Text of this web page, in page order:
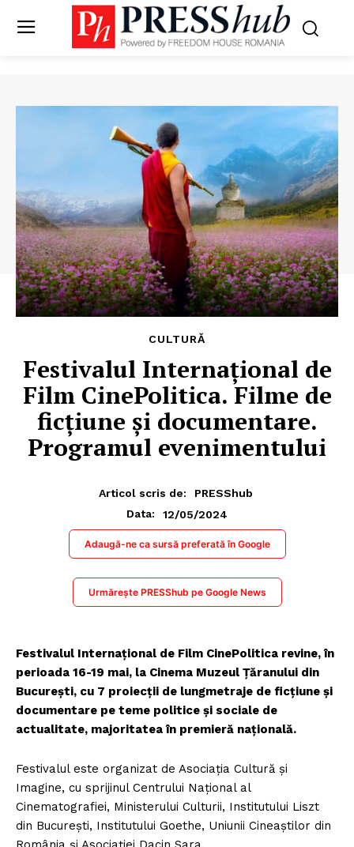
CULTURĂ
Festivalul Internațional de
Film CinePolitica. Filme de
ficțiune și documentare.
Programul evenimentului
Articol scris de:
PRESShub
Data:
12/05/2024
Adaugă-ne ca sursă preferată în Google
Urmărește PRESShub pe Google News
Festivalul Internațional de Film CinePolitica revine, în
perioada 16-19 mai, la Cinema Muzeul Țăranului din
București, cu 7 proiecții de lungmetraje de ficțiune și
documentare pe teme politice și sociale de
actualitate, majoritatea în premieră națională.
Festivalul este organizat de Asociația Cultură și
Imagine, cu sprijinul Centrului Național al
Cinematografiei, Ministerului Culturii, Institutului Liszt
din București, Institutului Goethe, Uniunii Cineaștilor din